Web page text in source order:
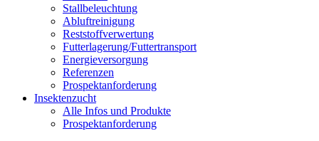
Stallbeleuchtung
Abluftreinigung
Reststoffverwertung
Futterlagerung/Futtertransport
Energieversorgung
Referenzen
Prospektanforderung
Insektenzucht
Alle Infos und Produkte
Prospektanforderung